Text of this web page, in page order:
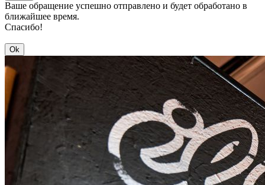
Ваше обращение успешно отправлено и будет обработано в
ближайшее время.
Спасибо!
Ok